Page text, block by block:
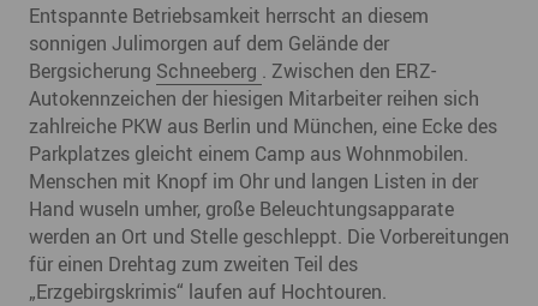
Entspannte Betriebsamkeit herrscht an diesem
sonnigen Julimorgen auf dem Gelände der
Bergsicherung Schneeberg . Zwischen den ERZ-
Autokennzeichen der hiesigen Mitarbeiter reihen sich
zahlreiche PKW aus Berlin und München, eine Ecke des
Parkplatzes gleicht einem Camp aus Wohnmobilen.
Menschen mit Knopf im Ohr und langen Listen in der
Hand wuseln umher, große Beleuchtungsapparate
werden an Ort und Stelle geschleppt. Die Vorbereitungen
für einen Drehtag zum zweiten Teil des
„Erzgebirgskrimis“ laufen auf Hochtouren.